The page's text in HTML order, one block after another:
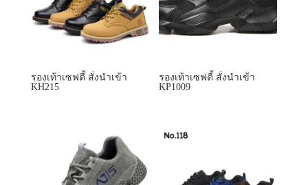
รองเท้าเซฟตี้ สั่งนำเข้า